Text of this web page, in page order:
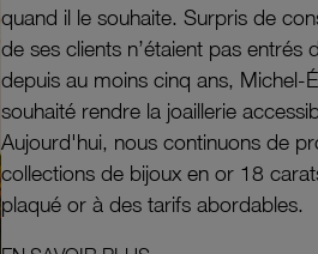
quand il le souhaite. Surpris de
de ses clients n’étaient pas entrés
depuis au moins cinq ans, Michel-
souhaité rendre la joaillerie
Aujourd'hui, nous continuons de
collections de bijoux en or 18
plaqué or à des tarifs abordables.